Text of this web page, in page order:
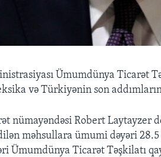
Ümumdünya Ticarət
və Türkiyənin son
nümayəndəsi Robert Laytayzer
məhsullara ümumi dəyəri
Ümumdünya Ticarət Təşkilatı